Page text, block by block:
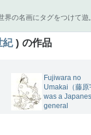
界の名画にタグをつけて遊
紀) の作品
Fujiwara no
Umakai（藤原
was a
general